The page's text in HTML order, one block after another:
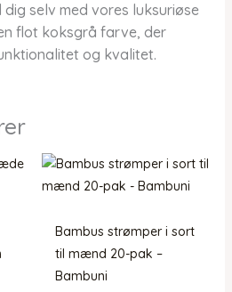
selv med vores luksuriøse
flot koksgrå farve, der
og kvalitet.
Bambus strømper i sort
til mænd 20-pak –
Bambuni